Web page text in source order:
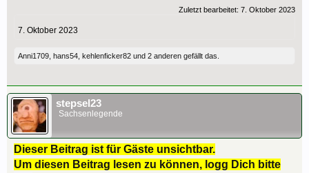
Zuletzt bearbeitet: 7. Oktober 2023
7. Oktober 2023
Anni1709 hans54 kehlenficker82 und 2 anderen gefällt das.
stepsel23
Sachsenlegende
Dieser Beitrag ist für Gäste unsichtbar.
Um diesen Beitrag lesen zu können, logg Dich bitte